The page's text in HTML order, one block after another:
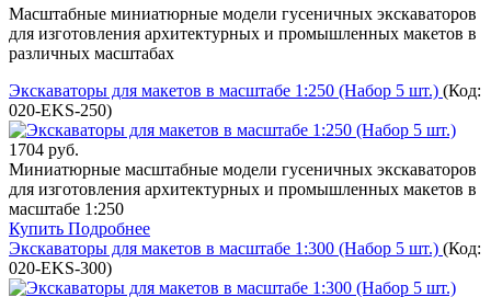
Масштабные миниатюрные модели гусеничных экскаваторов
для изготовления архитектурных и промышленных макетов в
различных масштабах
Экскаваторы для макетов в масштабе 1:250 (Набор 5 шт.) (Код:
020-EKS-250)
1704 руб.
Миниатюрные масштабные модели гусеничных экскаваторов
для изготовления архитектурных и промышленных макетов в
масштабе 1:250
Купить Подробнее
Экскаваторы для макетов в масштабе 1:300 (Набор 5 шт.) (Код:
020-EKS-300)